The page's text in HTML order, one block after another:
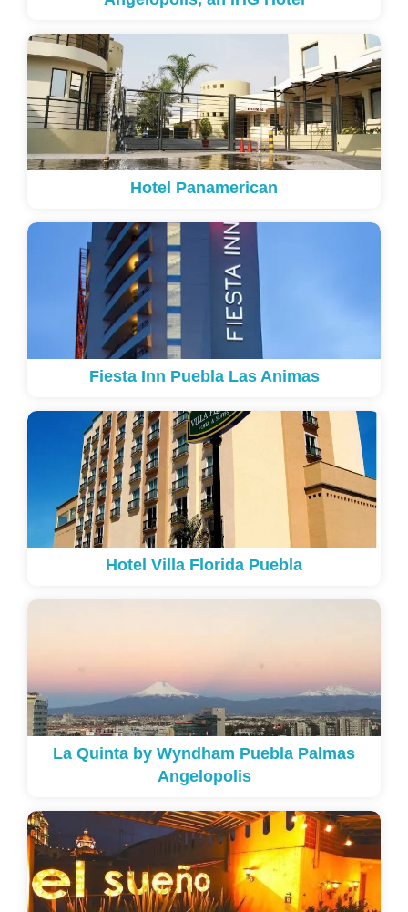
Hotel Panamerican
Fiesta Inn Puebla Las Animas
Hotel Villa Florida Puebla
La Quinta by Wyndham Puebla Palmas
Angelopolis